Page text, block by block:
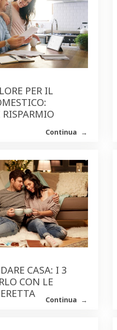
PER IL
Continua
CASA: I 3
CON LE
Continua